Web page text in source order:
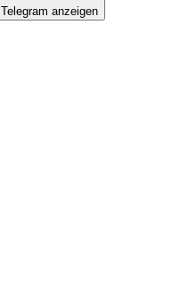
Telegram anzeigen